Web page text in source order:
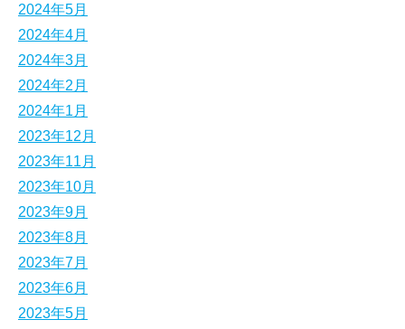
2024年5月
2024年4月
2024年3月
2024年2月
2024年1月
2023年12月
2023年11月
2023年10月
2023年9月
2023年8月
2023年7月
2023年6月
2023年5月